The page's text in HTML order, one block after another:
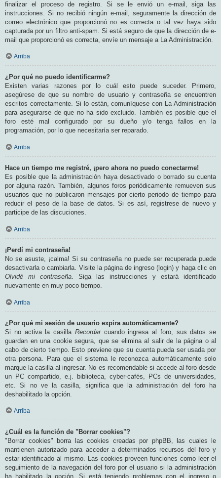
finalizar el proceso de registro. Si se le envió un e-mail, siga las
instrucciones. Si no recibió ningún e-mail, seguramente la dirección de
correo electrónico que proporcionó no es correcta o tal vez haya sido
capturada por un filtro anti-spam. Si está seguro de que la dirección de e-
mail que proporcionó es correcta, envíe un mensaje a La Administración.
Arriba
¿Por qué no puedo identificarme?
Existen varias razones por lo cuál esto puede suceder. Primero,
asegúrese de que su nombre de usuario y contraseña se encuentren
escritos correctamente. Si lo están, comuníquese con La Administración
para asegurarse de que no ha sido excluido. También es posible que el
foro esté mal configurado por su dueño y/o tenga fallos en la
programación, por lo que necesitaría ser reparado.
Arriba
Hace un tiempo me registré, ¡pero ahora no puedo conectarme!
Es posible que la administración haya desactivado o borrado su cuenta
por alguna razón. También, algunos foros periódicamente remueven sus
usuarios que no publicaron mensajes por cierto periodo de tiempo para
reducir el peso de la base de datos. Si es así, registrese de nuevo y
participe de las discuciones.
Arriba
¡Perdí mi contraseña!
No se asuste, ¡calma! Si su contraseña no puede ser recuperada puede
desactivarla o cambiarla. Visite la página de ingreso (login) y haga clic en
Olvidé mi contraseña. Siga las instrucciones y estará identificado
nuevamente en muy poco tiempo.
Arriba
¿Por qué mi sesión de usuario expira automáticamente?
Si no activa la casilla Recordarcuando ingresa al foro, sus datos se
guardan en una cookie segura, que se elimina al salir de la página o al
cabo de cierto tiempo. Esto previene que su cuenta pueda ser usada por
otra persona. Para que el sistema le reconozca automáticamente solo
marque la casilla al ingresar. No es recomendable si accede al foro desde
un PC compartido, e.j. biblioteca, cyber-cafés, PCs de universidades,
etc. Si no ve la casilla, significa que la administración del foro ha
deshabilitado la opción.
Arriba
¿Cuál es la función de "Borrar cookies"?
"Borrar cookies" borra las cookies creadas por phpBB, las cuales le
mantienen autorizado para acceder a determinados recursos del foro y
estar identificado al mismo. Las cookies proveen funciones como leer el
seguimiento de la navegación del foro por el usuario si la administración
ha habilitado la opción. Si está teniendo problemas con el ingreso o